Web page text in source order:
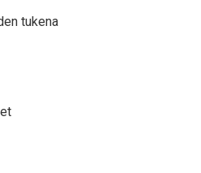
tukena